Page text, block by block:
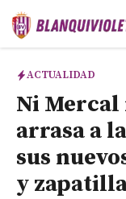
Saltar
ACTUALIDAD
Ni
arrasa a
sus
y